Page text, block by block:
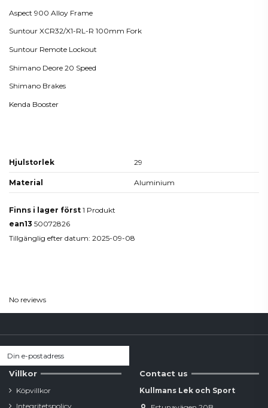
Aspect 900 Alloy Frame
Suntour XCR32/X1-RL-R 100mm Fork
Suntour Remote Lockout
Shimano Deore 20 Speed
Shimano Brakes
Kenda Booster
Hjulstorlek 29
Material Aluminium
Finns i lager först 1 Produkt
ean13 50072826
Tillgänglig efter datum: 2025-09-08
No reviews
Villkor
Köpvillkor
Integritetspolicy
Contact us
Kullmans Lek och Sport